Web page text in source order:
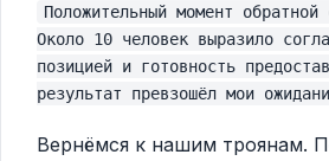
Положительный момент
Около 10 человек выразило
позицией и готовность
результат превзошёл мои
Вернёмся к нашим троянам.